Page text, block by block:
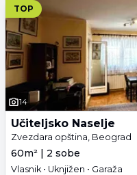
TOP
14
Učiteljsko Naselje
Zvezdara opština, Beograd
60m² | 2 sobe
Vlasnik • Uknjižen • Garaža